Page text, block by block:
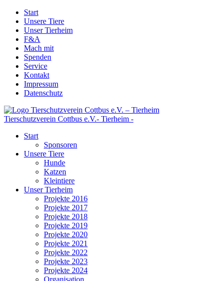
Start
Unsere Tiere
Unser Tierheim
F&A
Mach mit
Spenden
Service
Kontakt
Impressum
Datenschutz
Tierschutzverein Cottbus e.V.- Tierheim -
Start
Sponsoren
Unsere Tiere
Hunde
Katzen
Kleintiere
Unser Tierheim
Projekte 2016
Projekte 2017
Projekte 2018
Projekte 2019
Projekte 2020
Projekte 2021
Projekte 2022
Projekte 2023
Projekte 2024
Organisation